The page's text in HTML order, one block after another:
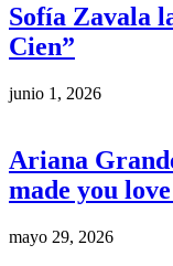
Sofía Zavala
Cien”
junio 1, 2026
Ariana
made you
mayo 29, 2026